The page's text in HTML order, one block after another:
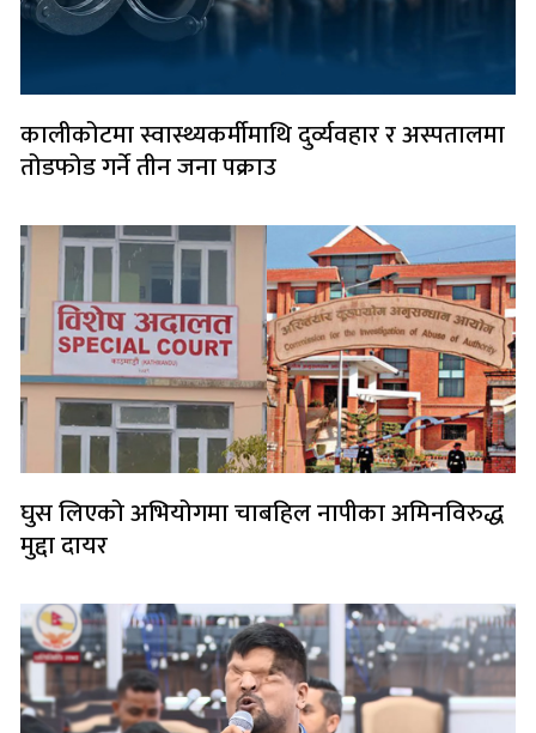
कालीकोटमा स्वास्थ्यकर्मीमाथि दुर्व्यवहार र अस्पतालमा
तोडफोड गर्ने तीन जना पक्राउ
घुस लिएको अभियोगमा चाबहिल नापीका अमिनविरुद्ध
मुद्दा दायर